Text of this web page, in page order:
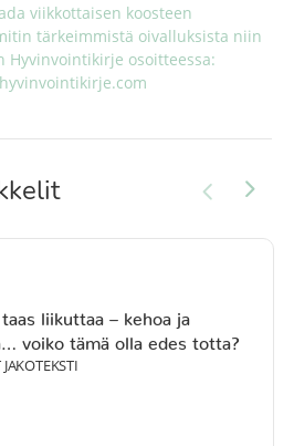
viikkottaisen koosteen
tärkeimmistä oivalluksista niin
Hyvinvointikirje osoitteessa:
liikuttaa – kehoa ja
voiko tämä olla edes totta?